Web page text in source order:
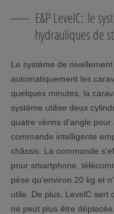
E&P LevelC: le
hydrauliques de
Le système de
automatiquement les
quelques minutes, la
système utilise deux
quatre vérins d'angle
commande intelligente
châssis. La commande
pour smartphone,
pèse qu'environ 20 kg et
utile. De plus, LevelC sert
ne peut plus être